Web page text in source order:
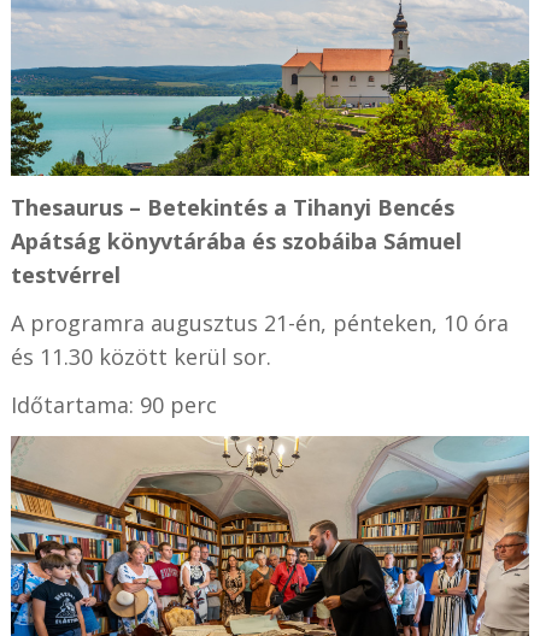
Thesaurus – Betekintés a Tihanyi Bencés
Apátság könyvtárába és szobáiba Sámuel
testvérrel
A programra augusztus 21-én, pénteken, 10 óra
és 11.30 között kerül sor.
Időtartama: 90 perc